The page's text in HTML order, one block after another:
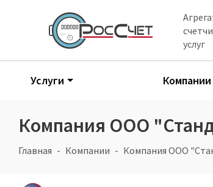
услуг
Услуги Компании
Компания ООО
Главная Компании Компания ООО